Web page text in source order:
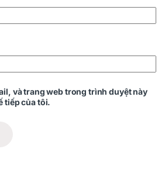
và trang web trong trình duyệt này
tiếp của tôi.